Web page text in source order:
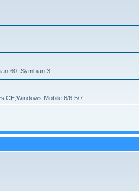
60, Symbian 3...
CE,Windows Mobile 6/6.5/7...